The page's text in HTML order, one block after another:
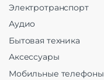
Электротранспорт
Аудио
Бытовая техника
Аксессуары
Мобильные телефоны